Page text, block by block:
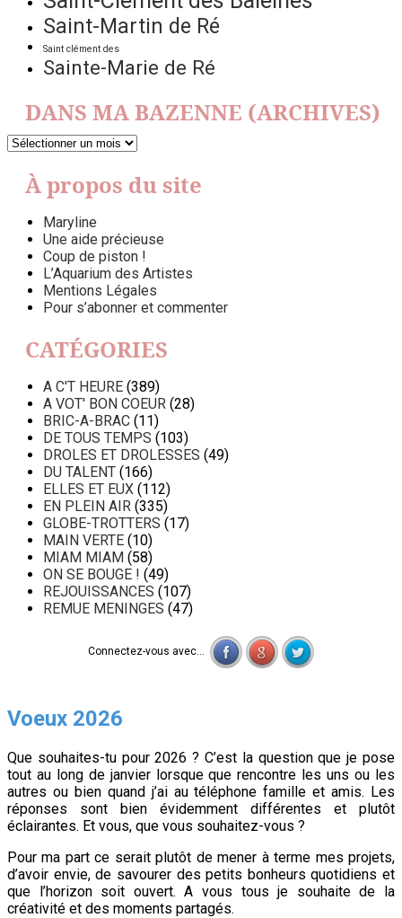
Saint-Martin de Ré
Saint clément des
Sainte-Marie de Ré
DANS MA BAZENNE (ARCHIVES)
DANS
BAZENNE
(ARCHIVES)
À propos du site
Maryline
Une aide précieuse
Coup de piston !
L’Aquarium des Artistes
Mentions Légales
Pour s’abonner et commenter
CATÉGORIES
A C'T HEURE (389)
A VOT' BON COEUR (28)
BRIC-A-BRAC (11)
DE TOUS TEMPS (103)
DROLES ET DROLESSES (49)
DU TALENT (166)
ELLES ET EUX (112)
EN PLEIN AIR (335)
GLOBE-TROTTERS (17)
MAIN VERTE (10)
MIAM MIAM (58)
ON SE BOUGE ! (49)
REJOUISSANCES (107)
REMUE MENINGES (47)
Connectez-vous avec...
Voeux 2026
Que souhaites-tu pour 2026 ? C’est la question que je pose
tout au long de janvier lorsque que rencontre les uns ou les
autres ou bien quand j’ai au téléphone famille et amis. Les
réponses sont bien évidemment différentes et plutôt
éclairantes. Et vous, que vous souhaitez-vous ?
Pour ma part ce serait plutôt de mener à terme mes projets,
d’avoir envie, de savourer des petits bonheurs quotidiens et
que l’horizon soit ouvert. A vous tous je souhaite de la
créativité et des moments partagés.